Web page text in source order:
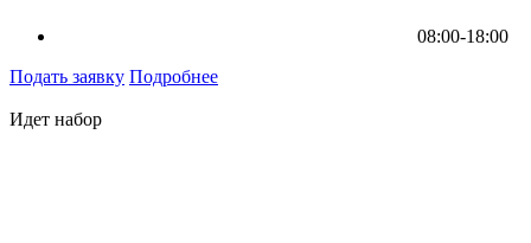
08:00-18:00
Подать заявку Подробнее
Идет набор